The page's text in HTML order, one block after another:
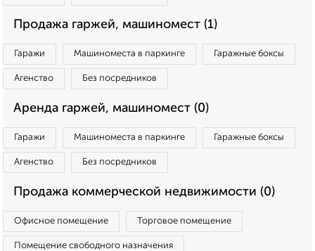
Продажа гаржей, машиномест (1)
Гаражи Машиноместа в паркинге Гаражные боксы
Агенство Без посредников
Аренда гаржей, машиномест (0)
Гаражи Машиноместа в паркинге Гаражные боксы
Агенство Без посредников
Продажа коммерческой недвижимости (0)
Офисное помещение Торговое помещение
Помещение свободного назначения